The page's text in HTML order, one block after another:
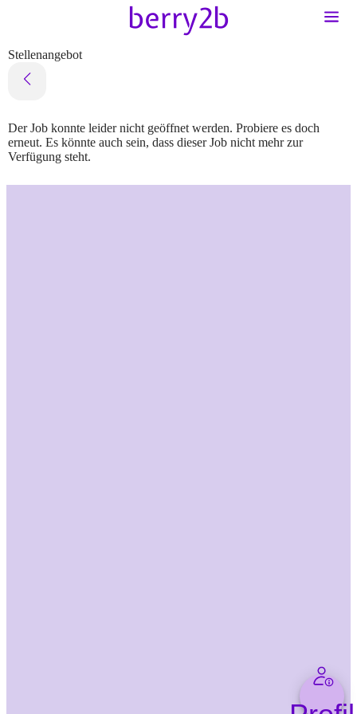
Stellenangebot
Der Job konnte leider nicht geöffnet werden. Probiere es doch
erneut. Es könnte auch sein, dass dieser Job nicht mehr zur
Verfügung steht.